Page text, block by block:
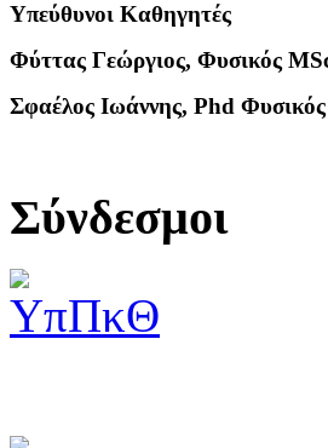
Υπεύθυνοι Καθηγητές
Φύττας Γεώργιος, Φυσικός
Σφαέλος Ιωάννης, Phd Φυσικός
Σύνδεσμοι